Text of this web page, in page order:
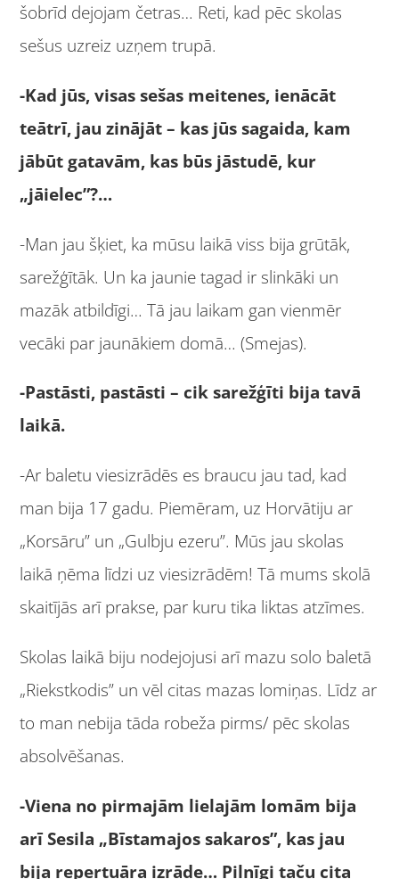
šobrīd dejojam četras… Reti, kad pēc skolas
sešus uzreiz uzņem trupā.
-Kad jūs, visas sešas meitenes, ienācāt
teātrī, jau zinājāt – kas jūs sagaida, kam
jābūt gatavām, kas būs jāstudē, kur
„jāielec”?…
-Man jau šķiet, ka mūsu laikā viss bija grūtāk,
sarežģītāk. Un ka jaunie tagad ir slinkāki un
mazāk atbildīgi… Tā jau laikam gan vienmēr
vecāki par jaunākiem domā… (Smejas).
-Pastāsti, pastāsti – cik sarežģīti bija tavā
laikā.
-Ar baletu viesizrādēs es braucu jau tad, kad
man bija 17 gadu. Piemēram, uz Horvātiju ar
„Korsāru” un „Gulbju ezeru”. Mūs jau skolas
laikā ņēma līdzi uz viesizrādēm! Tā mums skolā
skaitījās arī prakse, par kuru tika liktas atzīmes.
Skolas laikā biju nodejojusi arī mazu solo baletā
„Riekstkodis” un vēl citas mazas lomiņas. Līdz ar
to man nebija tāda robeža pirms/ pēc skolas
absolvēšanas.
-Viena no pirmajām lielajām lomām bija
arī Sesila „Bīstamajos sakaros”, kas jau
bija repertuāra izrāde… Pilnīgi taču cita